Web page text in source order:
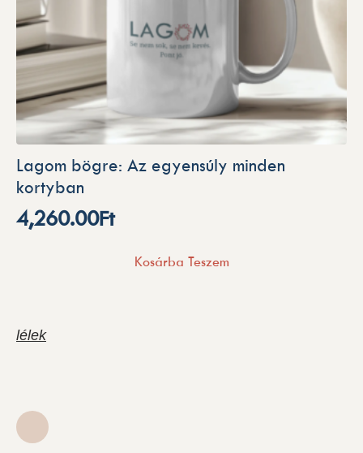
Lagom bögre: Az egyensúly minden
kortyban
4,260.00Ft
Kosárba Teszem
lélek